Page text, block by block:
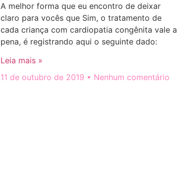
A melhor forma que eu encontro de deixar
claro para vocês que Sim, o tratamento de
cada criança com cardiopatia congênita vale a
pena, é registrando aqui o seguinte dado:
Leia mais »
11 de outubro de 2019
Nenhum comentário